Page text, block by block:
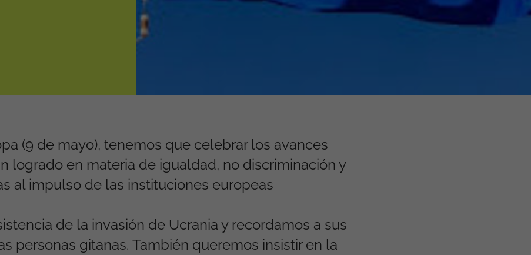
(9 de mayo), tenemos que celebrar los avances
logrado en materia de igualdad, no discriminación y
al impulso de las instituciones europeas
de la invasión de Ucrania y recordamos a sus
personas gitanas. También queremos insistir en la